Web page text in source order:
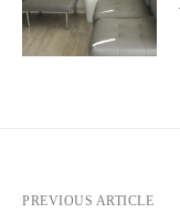
PREVIOUS ARTICLE